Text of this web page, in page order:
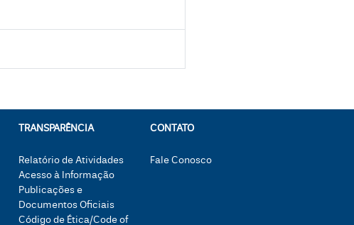
TRANSPARÊNCIA
Relatório de Atividades
Acesso à Informação
Publicações e
Documentos Oficiais
Código de Ética/Code of
CONTATO
Fale Conosco